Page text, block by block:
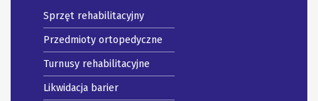
Sprzęt rehabilitacyjny
Przedmioty ortopedyczne
Turnusy rehabilitacyjne
Likwidacja barier